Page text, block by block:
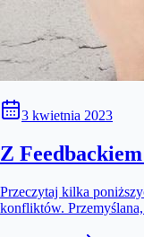
3 kwietnia 2023
Z
Przeczytaj kilka
konfliktów.